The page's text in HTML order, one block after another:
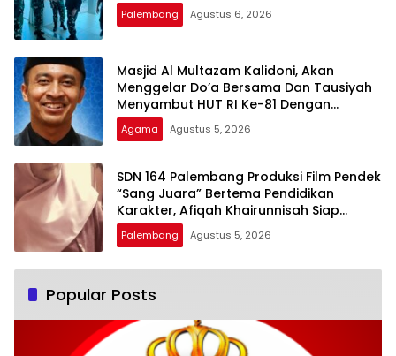
Palembang Agustus 6, 2026
Masjid Al Multazam Kalidoni, Akan
Menggelar Do’a Bersama Dan Tausiyah
Menyambut HUT RI Ke-81 Dengan
Pembicara Ustadz Qoim Nur’aini M.Pd
Agama Agustus 5, 2026
SDN 164 Palembang Produksi Film Pendek
“Sang Juara” Bertema Pendidikan
Karakter, Afiqah Khairunnisah Siap
Tampilkan Akting Terbaik
Palembang Agustus 5, 2026
Popular Posts